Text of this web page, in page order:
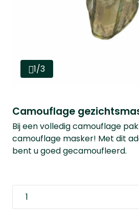
1/3
Camouflage
Bij een volledig camouflage
camouflage masker! Met dit
bent u goed gecamoufleerd.